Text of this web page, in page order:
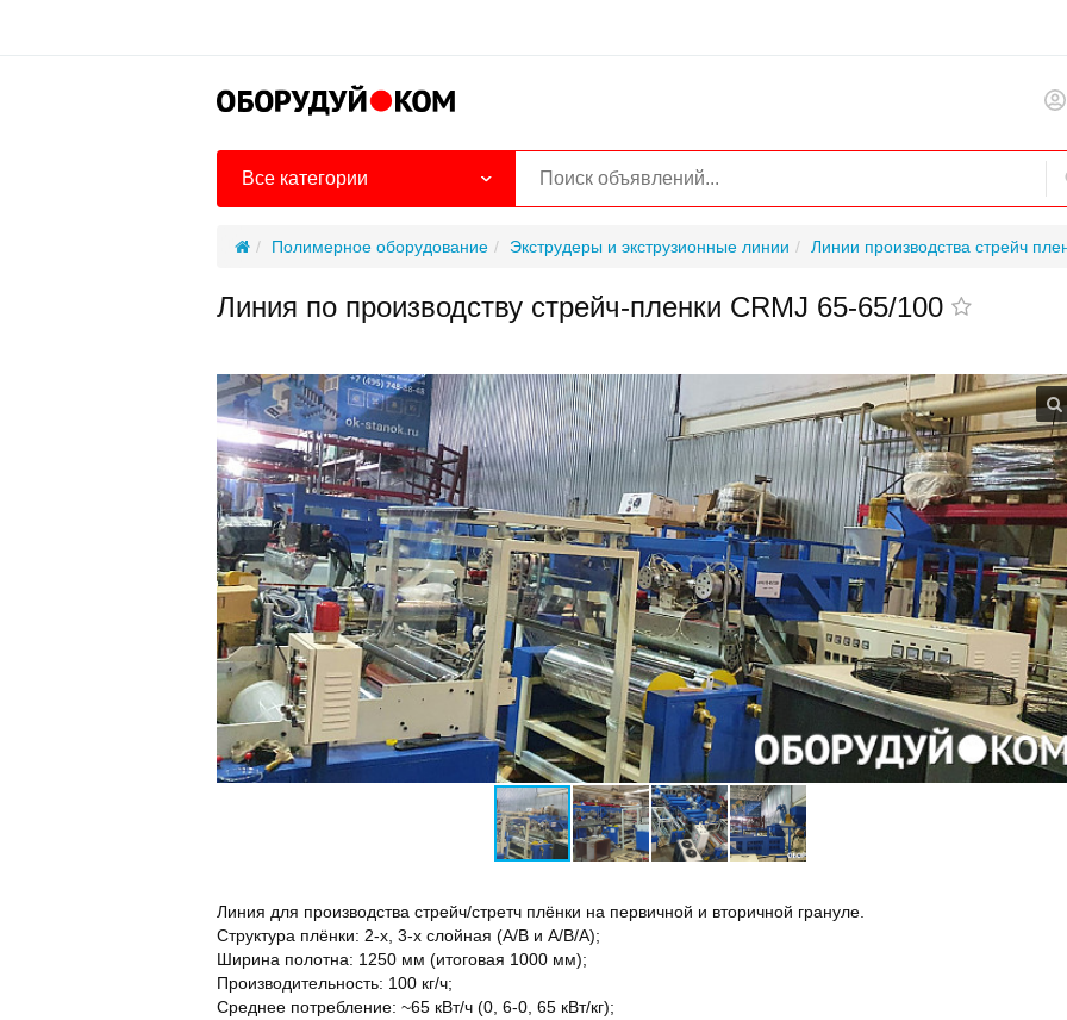
Все категории
Полимерное оборудование Экструдеры и экструзионные линии Линии производства стрейч
Линия по производству стрейч-пленки CRMJ 65-65/100
Линия для производства стрейч/стретч плёнки на первичной и вторичной грануле.
Структура плёнки: 2-х, 3-х слойная (A/B и A/B/A);
Ширина полотна: 1250 мм (итоговая 1000 мм);
Производительность: 100 кг/ч;
Среднее потребление: ~65 кВт/ч (0, 6-0, 65 кВт/кг);